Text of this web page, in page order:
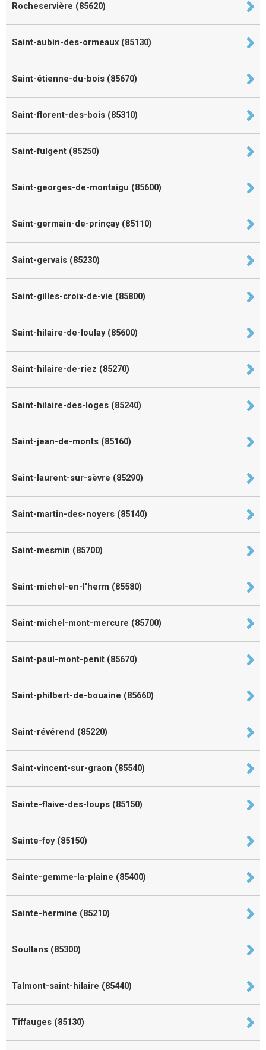
Rocheservière (85620)
Saint-aubin-des-ormeaux (85130)
Saint-étienne-du-bois (85670)
Saint-florent-des-bois (85310)
Saint-fulgent (85250)
Saint-georges-de-montaigu (85600)
Saint-germain-de-prinçay (85110)
Saint-gervais (85230)
Saint-gilles-croix-de-vie (85800)
Saint-hilaire-de-loulay (85600)
Saint-hilaire-de-riez (85270)
Saint-hilaire-des-loges (85240)
Saint-jean-de-monts (85160)
Saint-laurent-sur-sèvre (85290)
Saint-martin-des-noyers (85140)
Saint-mesmin (85700)
Saint-michel-en-l'herm (85580)
Saint-michel-mont-mercure (85700)
Saint-paul-mont-penit (85670)
Saint-philbert-de-bouaine (85660)
Saint-révérend (85220)
Saint-vincent-sur-graon (85540)
Sainte-flaive-des-loups (85150)
Sainte-foy (85150)
Sainte-gemme-la-plaine (85400)
Sainte-hermine (85210)
Soullans (85300)
Talmont-saint-hilaire (85440)
Tiffauges (85130)